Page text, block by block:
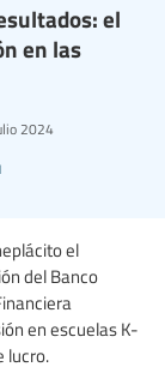
el
en las
2024
el
del Banco
en escuelas K-
lucro.